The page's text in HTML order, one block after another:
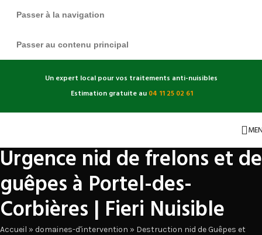
Passer à la navigation
Passer au contenu principal
Un expert local pour vos traitements anti-nuisibles
Estimation gratuite au 04 11 25 02 61
Urgence nid de frelons et de
guêpes à Portel-des-
Corbières | Fieri Nuisible
Accueil » domaines-d'intervention » Destruction nid de Guêpes et